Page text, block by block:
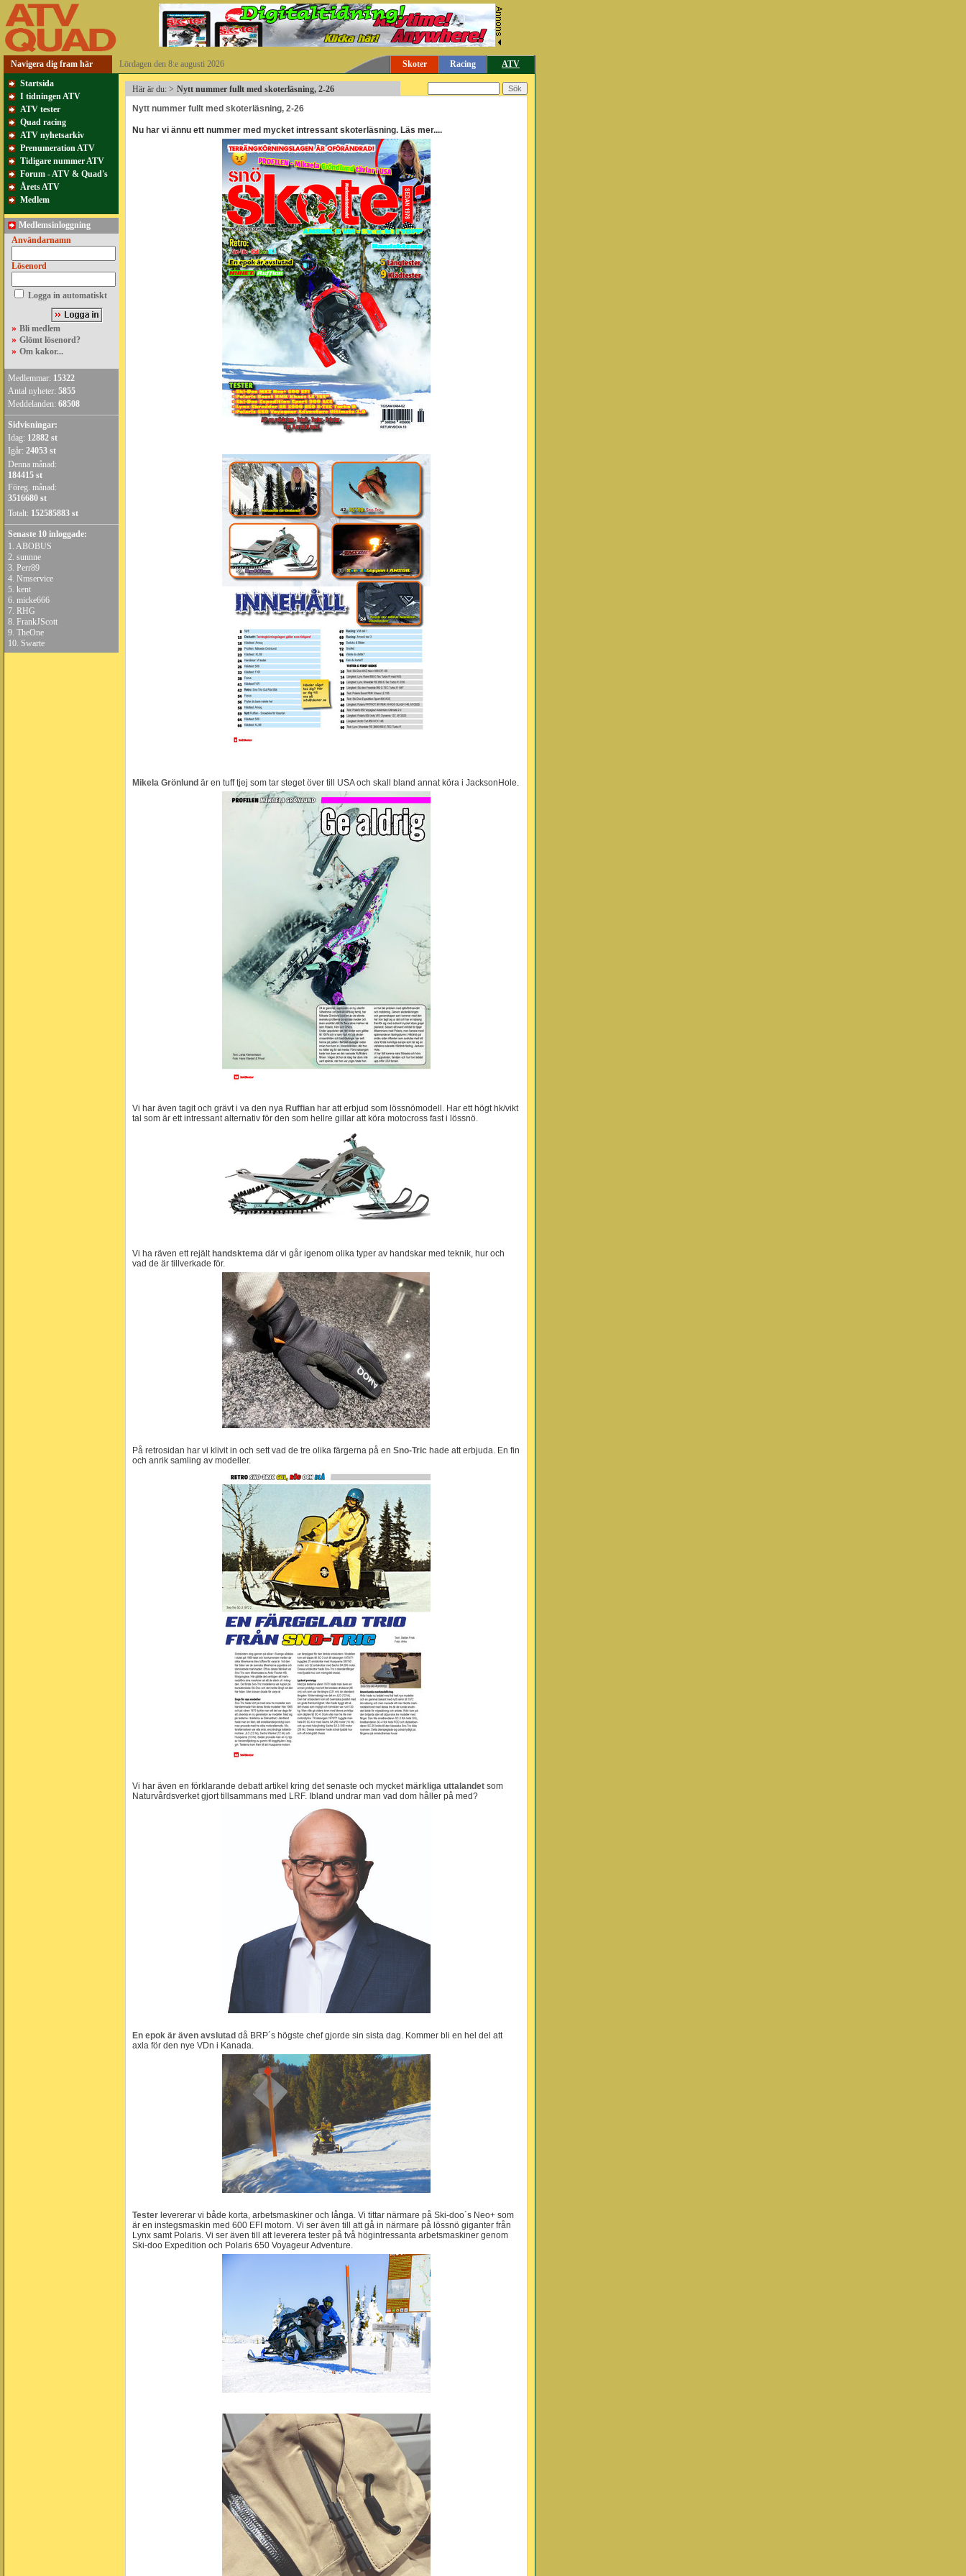
Navigera dig fram här Lördagen den 8:e augusti 2026 Skoter Racing
ATV
Startsida
I tidningen ATV
ATV tester
Quad racing
ATV nyhetsarkiv
Prenumeration ATV
Tidigare nummer ATV
Forum - ATV & Quad's
Årets ATV
Medlem
Medlemsinloggning
Användarnamn
Lösenord
Logga in automatiskt
» Bli medlem
» Glömt lösenord?
» Om kakor...
Medlemmar: 15322
Antal nyheter: 5855
Meddelanden: 68508
Sidvisningar:
Idag: 12882 st
Igår: 24053 st
Denna månad:
184415 st
Föreg. månad:
3516680 st
Totalt: 152585883 st
Senaste 10 inloggade:
1. ABOBUS
2. sunnne
3. Perr89
4. Nmservice
5. kent
6. micke666
7. RHG
8. FrankJScott
9. TheOne
10. Swarte
Här är du: > Nytt nummer fullt med skoterläsning, 2-26
Nytt nummer fullt med skoterläsning, 2-26
Nu har vi ännu ett nummer med mycket intressant skoterläsning. Läs mer....
Mikela Grönlund är en tuff tjej som tar steget över till USA och skall bland annat köra i JacksonHole.
Vi har även tagit och grävt i va den nya Ruffian har att erbjud som lössnömodell. Har ett högt hk/vikt
tal som är ett intressant alternativ för den som hellre gillar att köra motocross fast i lössnö.
Vi ha räven ett rejält handsktema där vi går igenom olika typer av handskar med teknik, hur och
vad de är tillverkade för.
På retrosidan har vi klivit in och sett vad de tre olika färgerna på en Sno-Tric hade att erbjuda. En fin
och anrik samling av modeller.
Vi har även en förklarande debatt artikel kring det senaste och mycketmärkliga uttalandet som
Naturvårdsverket gjort tillsammans med LRF. Ibland undrar man vad dom håller på med?
En epok är även avslutad då BRP´s högste chef gjorde sin sista dag. Kommer bli en hel del att
axla för den nye VDn i Kanada.
Tester levererar vi både korta, arbetsmaskiner och långa. Vi tittar närmare på Ski-doo´s Neo+ som
är en instegsmaskin med 600 EFI motorn. Vi ser även till att gå in närmare på lössnö giganter från
Lynx samt Polaris. Vi ser även till att leverera tester på två högintressanta arbetsmaskiner genom
Ski-doo Expedition och Polaris 650 Voyageur Adventure.